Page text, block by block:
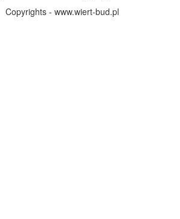
Copyrights - www.wiert-bud.pl